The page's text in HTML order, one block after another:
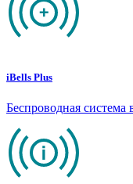
iBells Plus
Беспроводная система